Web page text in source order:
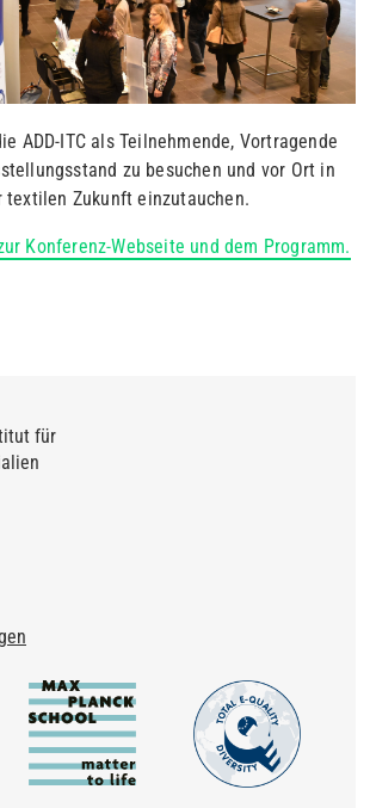
ADD-ITC als Teilnehmende, Vortragende
zu besuchen und vor Ort in
textilen Zukunft einzutauchen.
Konferenz-Webseite und dem Programm.
für